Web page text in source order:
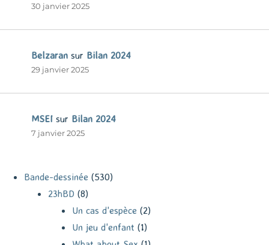
30 janvier 2025
Belzaran sur Bilan 2024
29 janvier 2025
MSEI sur Bilan 2024
7 janvier 2025
Bande-dessinée (530)
23hBD (8)
Un cas d'espèce (2)
Un jeu d'enfant (1)